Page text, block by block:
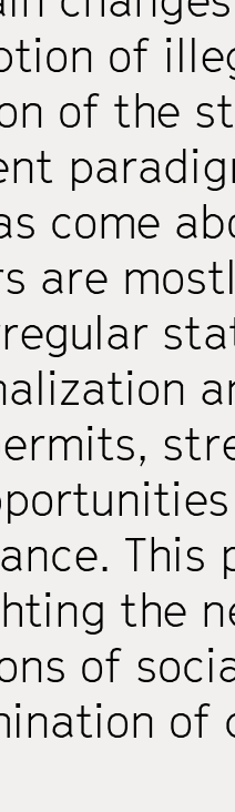
of
of the
come
are
This
the
of
of